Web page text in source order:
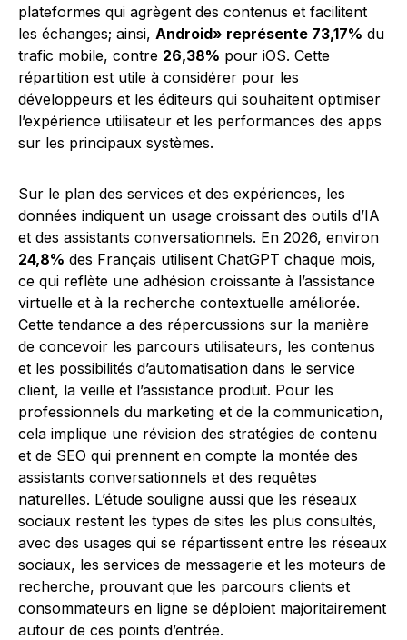
plateformes qui agrègent des contenus et facilitent
les échanges; ainsi, Android» représente 73,17% du
trafic mobile, contre 26,38% pour iOS. Cette
répartition est utile à considérer pour les
développeurs et les éditeurs qui souhaitent optimiser
l’expérience utilisateur et les performances des apps
sur les principaux systèmes.
Sur le plan des services et des expériences, les
données indiquent un usage croissant des outils d’IA
et des assistants conversationnels. En 2026, environ
24,8% des Français utilisent ChatGPT chaque mois,
ce qui reflète une adhésion croissante à l’assistance
virtuelle et à la recherche contextuelle améliorée.
Cette tendance a des répercussions sur la manière
de concevoir les parcours utilisateurs, les contenus
et les possibilités d’automatisation dans le service
client, la veille et l’assistance produit. Pour les
professionnels du marketing et de la communication,
cela implique une révision des stratégies de contenu
et de SEO qui prennent en compte la montée des
assistants conversationnels et des requêtes
naturelles. L’étude souligne aussi que les réseaux
sociaux restent les types de sites les plus consultés,
avec des usages qui se répartissent entre les réseaux
sociaux, les services de messagerie et les moteurs de
recherche, prouvant que les parcours clients et
consommateurs en ligne se déploient majoritairement
autour de ces points d’entrée.